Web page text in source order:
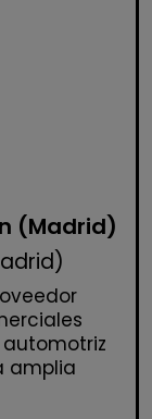
(Madrid)
amplia